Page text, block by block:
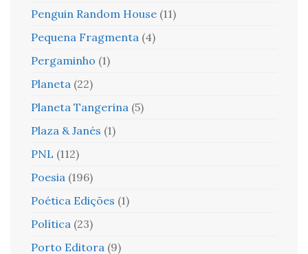
Penguin Random House (11)
Pequena Fragmenta (4)
Pergaminho (1)
Planeta (22)
Planeta Tangerina (5)
Plaza & Janés (1)
PNL (112)
Poesia (196)
Poética Edições (1)
Política (23)
Porto Editora (9)